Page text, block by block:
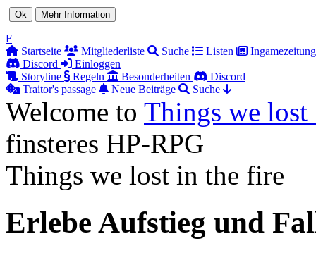
F
Startseite
Mitgliederliste Suche Listen
Ingamezeitung
Discord
Einloggen
Storyline
Regeln Besonderheiten
Discord
Traitor's passage
Neue Beiträge Suche
Welcome to Things we
finsteres HP-RPG
Things we lost in the fire
Erlebe Aufstieg und